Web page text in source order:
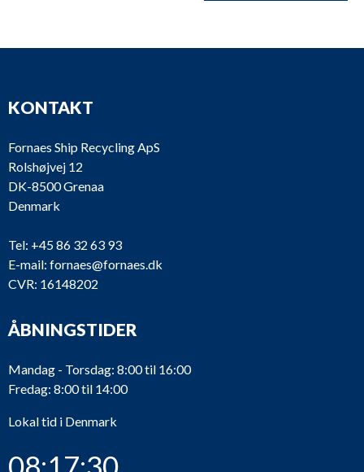
KONTAKT
Fornaes Ship Recycling ApS
Rolshøjvej 12
DK-8500 Grenaa
Denmark
Tel: +45 86 32 63 93
E-mail: fornaes@fornaes.dk
CVR: 16148202
ÅBNINGSTIDER
Mandag - Torsdag: 8:00 til 16:00
Fredag: 8:00 til 14:00
Lokal tid i Denmark